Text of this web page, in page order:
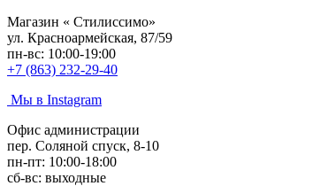
Магазин « Стилиссимо»
ул. Красноармейская, 87/59
пн-вс: 10:00-19:00
+7 (863) 232-29-40
Мы в Instagram
Офис администрации
пер. Соляной спуск, 8-10
пн-пт: 10:00-18:00
сб-вс: выходные